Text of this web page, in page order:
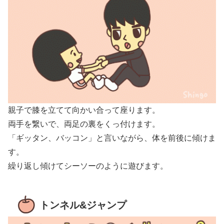
親子で膝を立てて向かい合って座ります。
両手を繋いで、両足の裏をくっ付けます。
「ギッタン、バッコン」と言いながら、体を前後に傾けま
す。
繰り返し傾けてシーソーのように遊びます。
トンネル&ジャンプ